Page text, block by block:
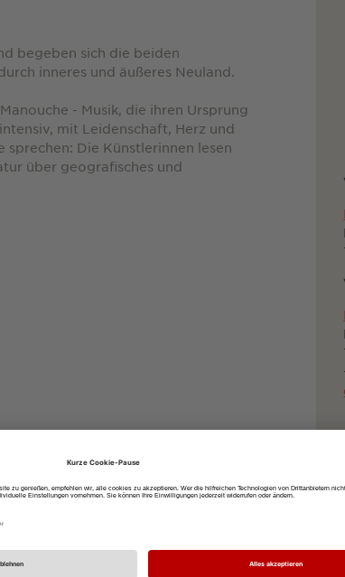
begeben sich die beiden
inneres und äußeres Neuland.
- Musik, die ihren Ursprung
mit Leidenschaft, Herz und
Die Künstlerinnen lesen
über geografisches und